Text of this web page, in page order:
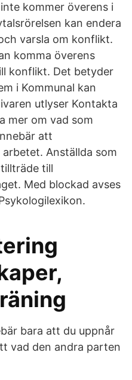
kommer överens i
kan endera
varsla om konflikt.
komma överens
konflikt. Det betyder
i Kommunal kan
utlyser Kontakta
mer om vad som
att
Anställda som
till
Med blockad avses
bara att du uppnår
vad den andra parten